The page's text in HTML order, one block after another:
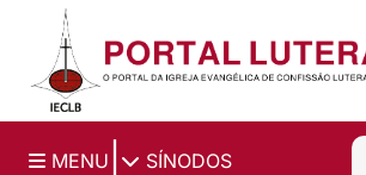
Ir para o conteúdo principal
MENU SÍNODOS